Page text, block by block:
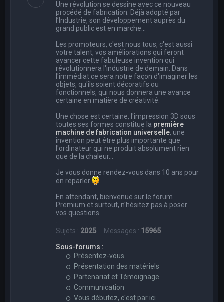
Une révolution se dessine avec ce nouveau
procédé de fabrication. Déjà adopté par
l’Industrie, son développement auprès du
grand public est en marche…
Les promoteurs, c'est nous tous, c'est aussi
votre talent, vos améliorations qui feront
avancer cette fabuleuse invention qui
révolutionnera l'industrie de demain. Dans
l'immédiat ce sera notre façon d'imaginer les
objets, qu'ils soient décoratifs ou
fonctionnels, qui nous donnera une avance
certaine en matière de créativité.
Une chose est certaine, l'impression 3D sous
toutes ses formes constitue la première
machine de fabrication universelle, une
invention peut être plus importante que
l'ordinateur qui ne produit absolument rien
que de la chaleur...
Je vous donne rendez-vous dans 10 ans pour
en reparler
En attendant, bienvenue sur le forum
Premium et surtout, n'hésitez pas à poser
vos questions.
Sujets : 2025 Messages : 15965
Sous-forums :
Présentez-vous
Présentation des matériels
Partenariat et Témoignage
Communication
Vous débutez, c'est par ici